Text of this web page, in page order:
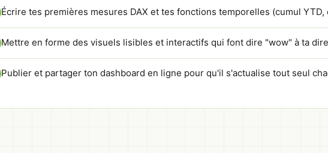
Écrire tes premières mesures DAX et tes fonctions temporelles (cumul YTD,
Mettre en forme des visuels lisibles et interactifs qui font dire "wow" à ta
Publier et partager ton dashboard en ligne pour qu'il s'actualise tout seul